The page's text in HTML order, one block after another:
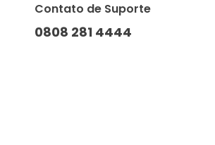
Contato de Suporte
0808 281 4444